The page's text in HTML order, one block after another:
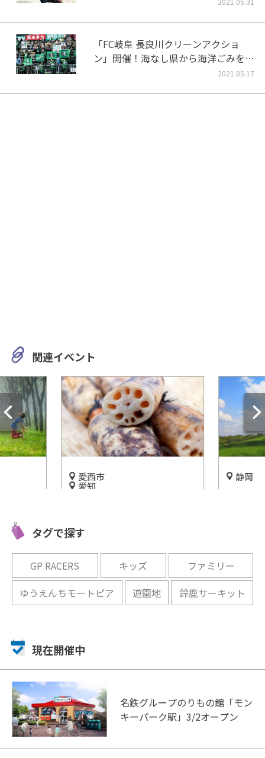
「FC岐阜 長良川クリーンアクショ
ン」開催！海なし県から海洋ごみをな
2021.05.17
関連イベント
！
愛西市
愛知
の手で掘ろう！
静岡
タグで探す
GP RACERS キッズ
ファミリー
ゆうえんちモートピア
遊園地 鈴鹿サーキット
現在開催中
名鉄グループのりもの館「モン
キーパーク駅」3/2オープン